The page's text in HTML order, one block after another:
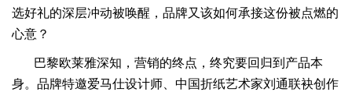
选好礼的深层冲动被唤醒，品牌又该如何承接这份被点燃的
心意？
巴黎欧莱雅深知，营销的终点，终究要回归到产品本
身。品牌特邀爱马仕设计师、中国折纸艺术家刘通联袂创作